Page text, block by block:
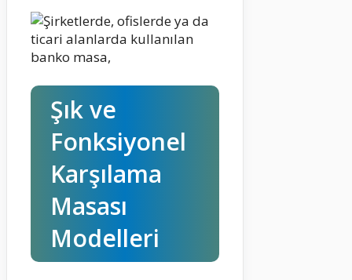
Şık ve
Fonksiyonel
Karşılama
Masası
Modelleri